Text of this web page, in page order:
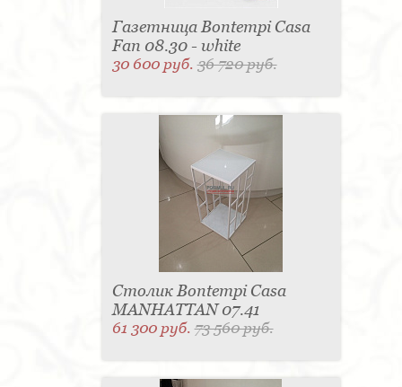
Газетница Bontempi Casa
Fan 08.30 - white
30 600 руб.36 720 руб.
Столик Bontempi Casa
MANHATTAN 07.41
61 300 руб.73 560 руб.